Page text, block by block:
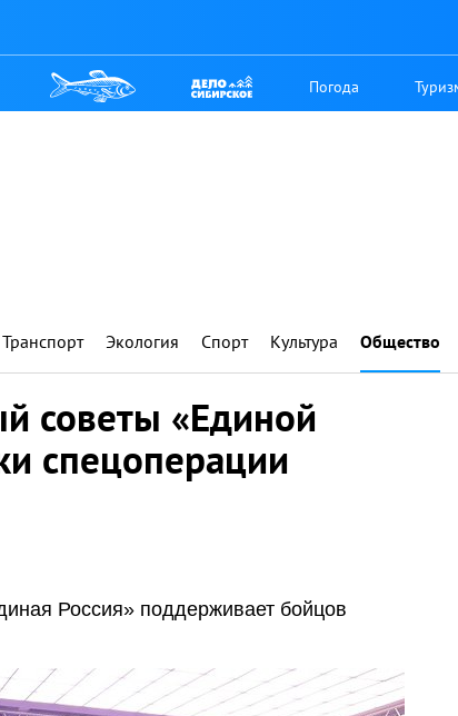
Погода
Транспорт Экология Спорт Культура Общество
советы «Единой
спецоперации
Россия» поддерживает бойцов